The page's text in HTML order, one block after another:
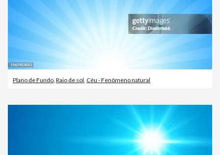
Plano de Fundo Raio de sol Céu - Fenômeno natural